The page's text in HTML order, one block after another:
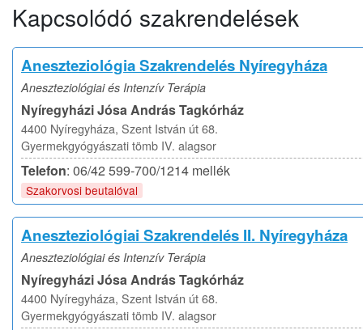
Kapcsolódó szakrendelések
Aneszteziológia Szakrendelés Nyíregyháza
Aneszteziológiai és Intenzív Terápia
Nyíregyházi Jósa András Tagkórház
4400 Nyíregyháza, Szent István út 68.
Gyermekgyógyászati tömb IV. alagsor
Telefon: 06/42 599-700/1214 mellék
Szakorvosi beutalóval
Aneszteziológiai Szakrendelés II. Nyíregyháza
Aneszteziológiai és Intenzív Terápia
Nyíregyházi Jósa András Tagkórház
4400 Nyíregyháza, Szent István út 68.
Gyermekgyógyászati tömb IV. alagsor